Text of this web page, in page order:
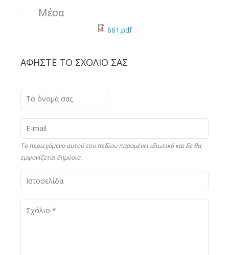
Μέσα
661.pdf
ΑΦΉΣΤΕ ΤΟ ΣΧΌΛΙΟ ΣΑΣ
Το περιεχόμενο αυτού του πεδίου παραμένει ιδιωτικό και δε θα
εμφανίζεται δημόσια.